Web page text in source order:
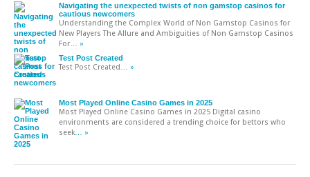
Navigating the unexpected twists of non gamstop casinos for
cautious newcomers
Understanding the Complex World of Non Gamstop Casinos for
New Players The Allure and Ambiguities of Non Gamstop Casinos
For … »
Test Post Created
Test Post Created … »
Most Played Online Casino Games in 2025
Most Played Online Casino Games in 2025 Digital casino
environments are considered a trending choice for bettors who
seek … »